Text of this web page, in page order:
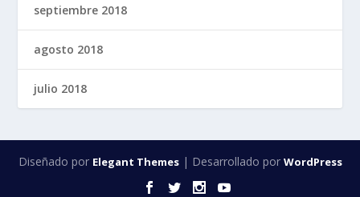
septiembre 2018
agosto 2018
julio 2018
Diseñado por Elegant Themes| Desarrollado por WordPress